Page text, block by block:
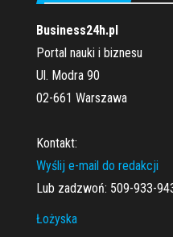
Business24h.pl
Portal nauki i biznesu
Ul. Modra 90
02-661 Warszawa
Kontakt:
Wyślij e-mail do redakcji
Lub zadzwoń: 509-933-
Łożyska